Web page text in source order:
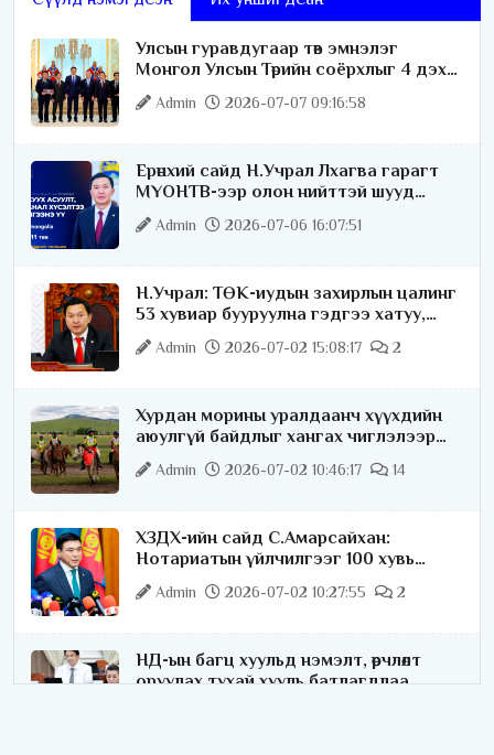
Улсын гуравдугаар төв эмнэлэг
Монгол Улсын Төрийн соёрхлыг 4 дэх
удаагаа хүртлээ
Admin 2026-07-07 09:16:58
Ерөнхий сайд Н.Учрал Лхагва гарагт
МҮОНТВ-ээр олон нийттэй шууд
ярилцана
Admin 2026-07-06 16:07:51
Н.Учрал: ТӨК-иудын захирлын цалинг
53 хувиар бууруулна гэдгээ хатуу,
хариуцлагатайгаар хэлье
Admin 2026-07-02 15:08:17 2
Хурдан морины уралдаанч хүүхдийн
аюулгүй байдлыг хангах чиглэлээр
ажиллаж байна
Admin 2026-07-02 10:46:17 14
ХЗДХ-ийн сайд С.Амарсайхан:
Нотариатын үйлчилгээг 100 хувь
цахимжуулна
Admin 2026-07-02 10:27:55 2
НД-ын багц хуульд нэмэлт, өөрчлөлт
оруулах тухай хууль батлагдлаа